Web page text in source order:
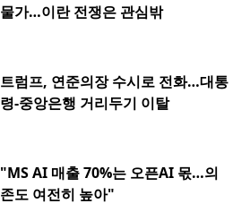
물가…이란 전쟁은 관심밖
트럼프, 연준의장 수시로 전화…대통
령-중앙은행 거리두기 이탈
"MS AI 매출 70%는 오픈AI 몫…의
존도 여전히 높아"